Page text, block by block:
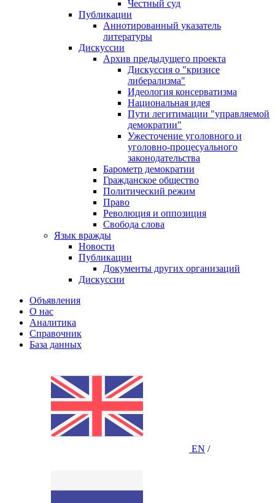
Честный суд
Публикации
Аннотированный указатель
литературы
Дискуссии
Архив предыдущего проекта
Дискуссия о "кризисе
либерализма"
Идеология консерватизма
Национальная идея
Пути легитимации "управляемой
демократии"
Ужесточение уголовного и
уголовно-процесуального
законодательства
Барометр демократии
Гражданское общество
Политический режим
Право
Революция и оппозиция
Свобода слова
Язык вражды
Новости
Публикации
Документы других организаций
Дискуссии
Объявления
О нас
Аналитика
Справочник
База данных
EN /